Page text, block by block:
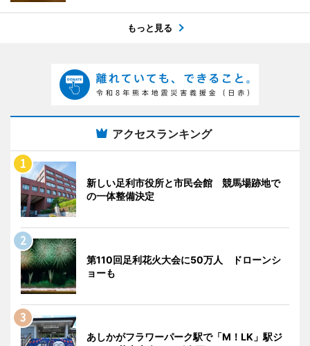
もっと見る
アクセスランキング
新しい足利市役所と市民会館 競馬場跡地で
の一体整備決定
第110回足利花火大会に50万人 ドローンシ
ョーも
あしかがフラワーパーク駅で「M！LK」駅ジ